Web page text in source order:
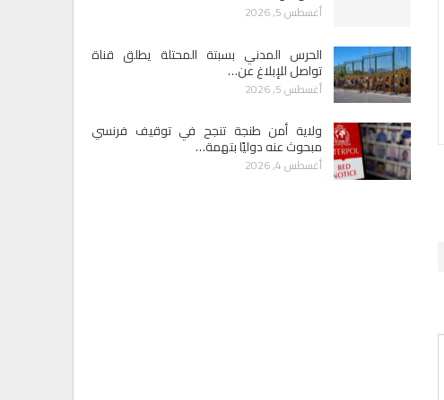
أغسطس 5, 2026
الحرس المدني بسبتة المحتلة يطلق قناة
تواصل للإبلاغ عن…
أغسطس 5, 2026
ولاية أمن طنجة تنجح في توقيف فرنسي
مبحوث عنه دوليًا بتهمة…
أغسطس 4, 2026